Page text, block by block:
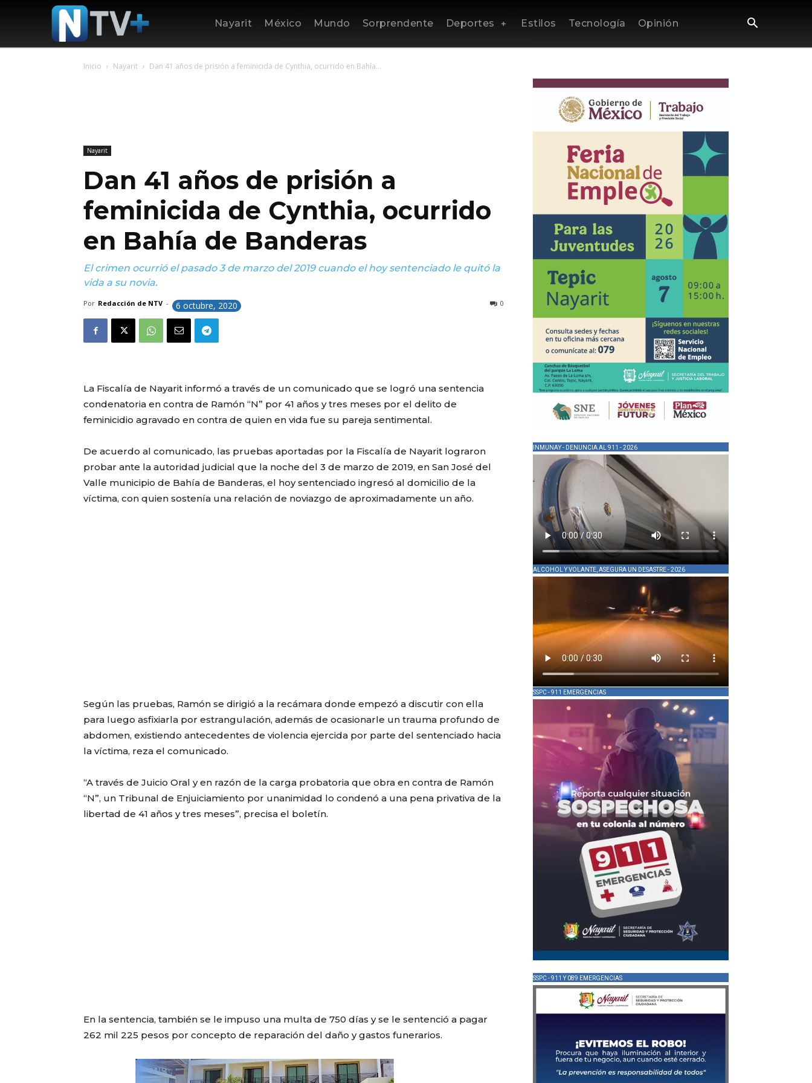
Nayarit México Mundo Sorprendente Deportes Estilos Tecnología Opinión
Inicio Nayarit Dan 41 años de prisión a feminicida de Cynthia, ocurrido en Bahía...
Nayarit
Dan 41 años de prisión a
feminicida de Cynthia, ocurrido
en Bahía de Banderas
El crimen ocurrió el pasado 3 de marzo del 2019 cuando el hoy sentenciado le quitó la
vida a su novia.
Por Redacción de NTV - 6 octubre, 2020 0
La Fiscalía de Nayarit informó a través de un comunicado que se logró una sentencia
condenatoria en contra de Ramón “N” por 41 años y tres meses por el delito de
feminicidio agravado en contra de quien en vida fue su pareja sentimental.
De acuerdo al comunicado, las pruebas aportadas por la Fiscalía de Nayarit lograron
probar ante la autoridad judicial que la noche del 3 de marzo de 2019, en San José del
Valle municipio de Bahía de Banderas, el hoy sentenciado ingresó al domicilio de la
víctima, con quien sostenía una relación de noviazgo de aproximadamente un año.
Según las pruebas, Ramón se dirigió a la recámara donde empezó a discutir con ella
para luego asfixiarla por estrangulación, además de ocasionarle un trauma profundo de
abdomen, existiendo antecedentes de violencia ejercida por parte del sentenciado hacia
la víctima, reza el comunicado.
“A través de Juicio Oral y en razón de la carga probatoria que obra en contra de Ramón
“N”, un Tribunal de Enjuiciamiento por unanimidad lo condenó a una pena privativa de la
libertad de 41 años y tres meses”, precisa el boletín.
En la sentencia, también se le impuso una multa de 750 días y se le sentenció a pagar
262 mil 225 pesos por concepto de reparación del daño y gastos funerarios.
INMUNAY - DENUNCIA AL 911 - 2026
ALCOHOL Y VOLANTE, ASEGURA UN DESASTRE - 2026
SSPC - 911 EMERGENCIAS
SSPC - 911 Y 089 EMERGENCIAS